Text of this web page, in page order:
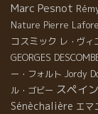
Marc Pesnot
Nature Pierre
コスミック レ・ヴィ
GEORGES
ー・フォルト Jordy
ル・ゴビー スペイン
Sénèchalière エマ